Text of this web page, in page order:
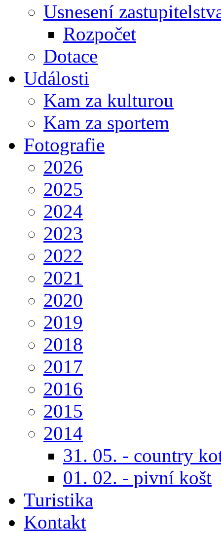
Usnesení
Rozpočet
Dotace
Události
Kam za kulturou
Kam za sportem
Fotografie
2026
2025
2024
2023
2022
2021
2020
2019
2018
2017
2016
2015
2014
31. 05. - country
01. 02. - pivní košt
Turistika
Kontakt